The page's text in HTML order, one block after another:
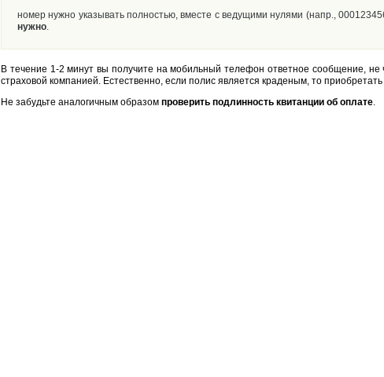
номер нужно указывать полностью, вместе с ведущими нулями (напр.,
нужно.
В течение 1-2 минут вы получите на мобильный телефон ответное сообщение, не
страховой компанией. Естественно, если полис является краденым, то приобретать
Не забудьте аналогичным образом проверить подлинность квитанции об оплате.